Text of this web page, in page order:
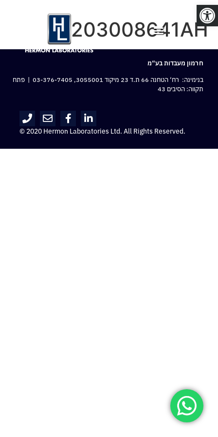
פתח סרגל נגישות
203008641AH
חרמון מעבדות בע“מ
בנימינה: רח‘ הטחנה 66 ת.ד 23 מיקוד 3055001,
03-376-7405 | פתח
תקווה: הסיבים 43
© 2020 Hermon Laboratories Ltd. All Rights Reserved.